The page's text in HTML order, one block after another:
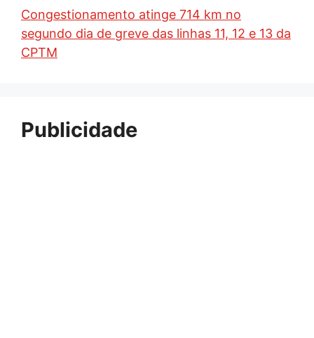
Congestionamento atinge 714 km no
segundo dia de greve das linhas 11, 12 e 13 da
CPTM
Publicidade